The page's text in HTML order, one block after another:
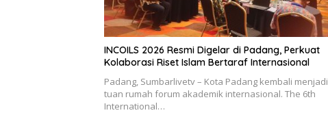
INCOILS 2026 Resmi Digelar di Padang, Perkuat
Kolaborasi Riset Islam Bertaraf Internasional
Padang, Sumbarlivetv – Kota Padang kembali menjadi
tuan rumah forum akademik internasional. The 6th
International…